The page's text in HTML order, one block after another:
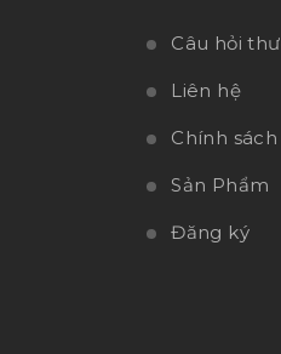
Câu hỏi
Liên hệ
Chính
Sản Phẩm
Đăng ký